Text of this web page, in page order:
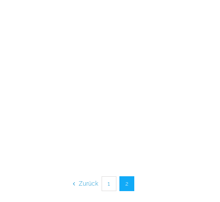
Zurück 1 2